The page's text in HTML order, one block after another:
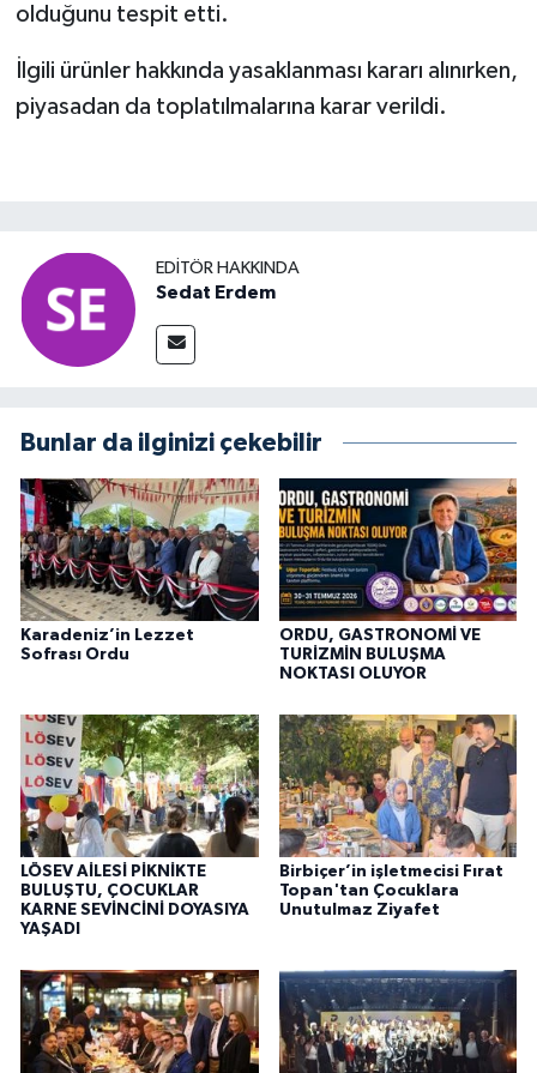
olduğunu tespit etti.
İlgili ürünler hakkında yasaklanması kararı alınırken,
piyasadan da toplatılmalarına karar verildi.
EDITÖR HAKKINDA
Sedat Erdem
Bunlar da ilginizi çekebilir
Karadeniz’in Lezzet
Sofrası Ordu
ORDU, GASTRONOMİ VE
TURİZMİN BULUŞMA
NOKTASI OLUYOR
LÖSEV AİLESİ PİKNİKTE
BULUŞTU, ÇOCUKLAR
KARNE SEVİNCİNİ DOYASIYA
YAŞADI
Birbiçer’in işletmecisi Fırat
Topan'tan Çocuklara
Unutulmaz Ziyafet